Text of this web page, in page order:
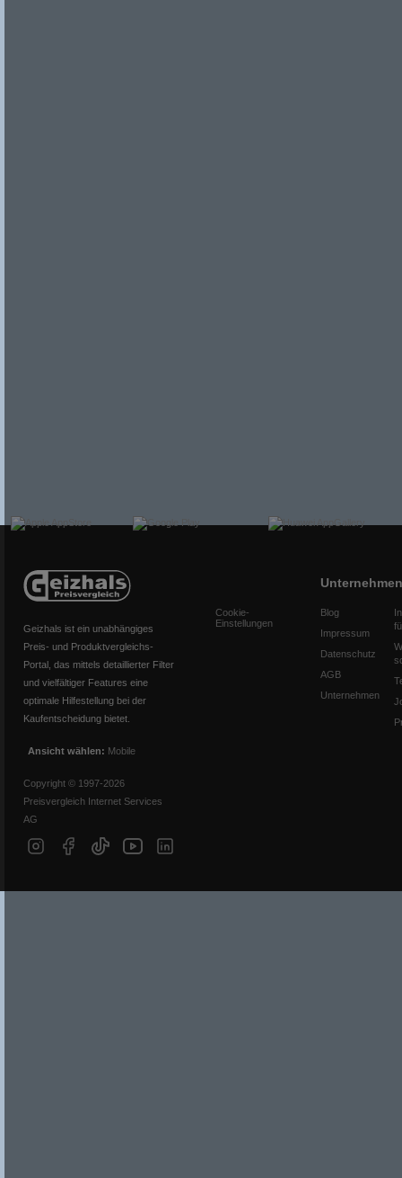
Geizhals ist ein unabhängiges
Preis- und Produktvergleichs-
Portal, das mittels detaillierter Filter
und vielfältiger Features eine
optimale Hilfestellung bei der
Kaufentscheidung bietet.
Ansicht wählen: Mobile
Copyright © 1997-2026
Preisvergleich Internet Services
AG
Cookie-
Einstellungen
Unternehmen
Blog
Impressum
Datenschutz
AGB
Unternehmen